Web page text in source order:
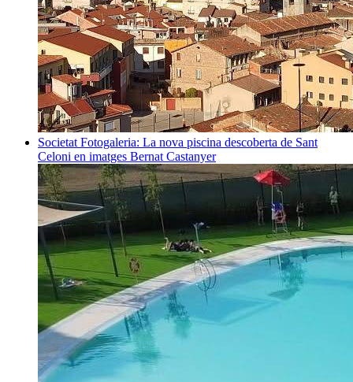
Societat Fotogaleria: La nova piscina descoberta de Sant
Celoni en imatges Bernat Castanyer